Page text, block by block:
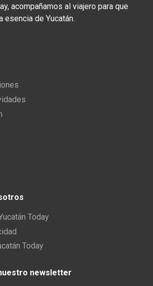
acompañamos al viajero para que
esencia de Yucatán.
Today
Today
newsletter